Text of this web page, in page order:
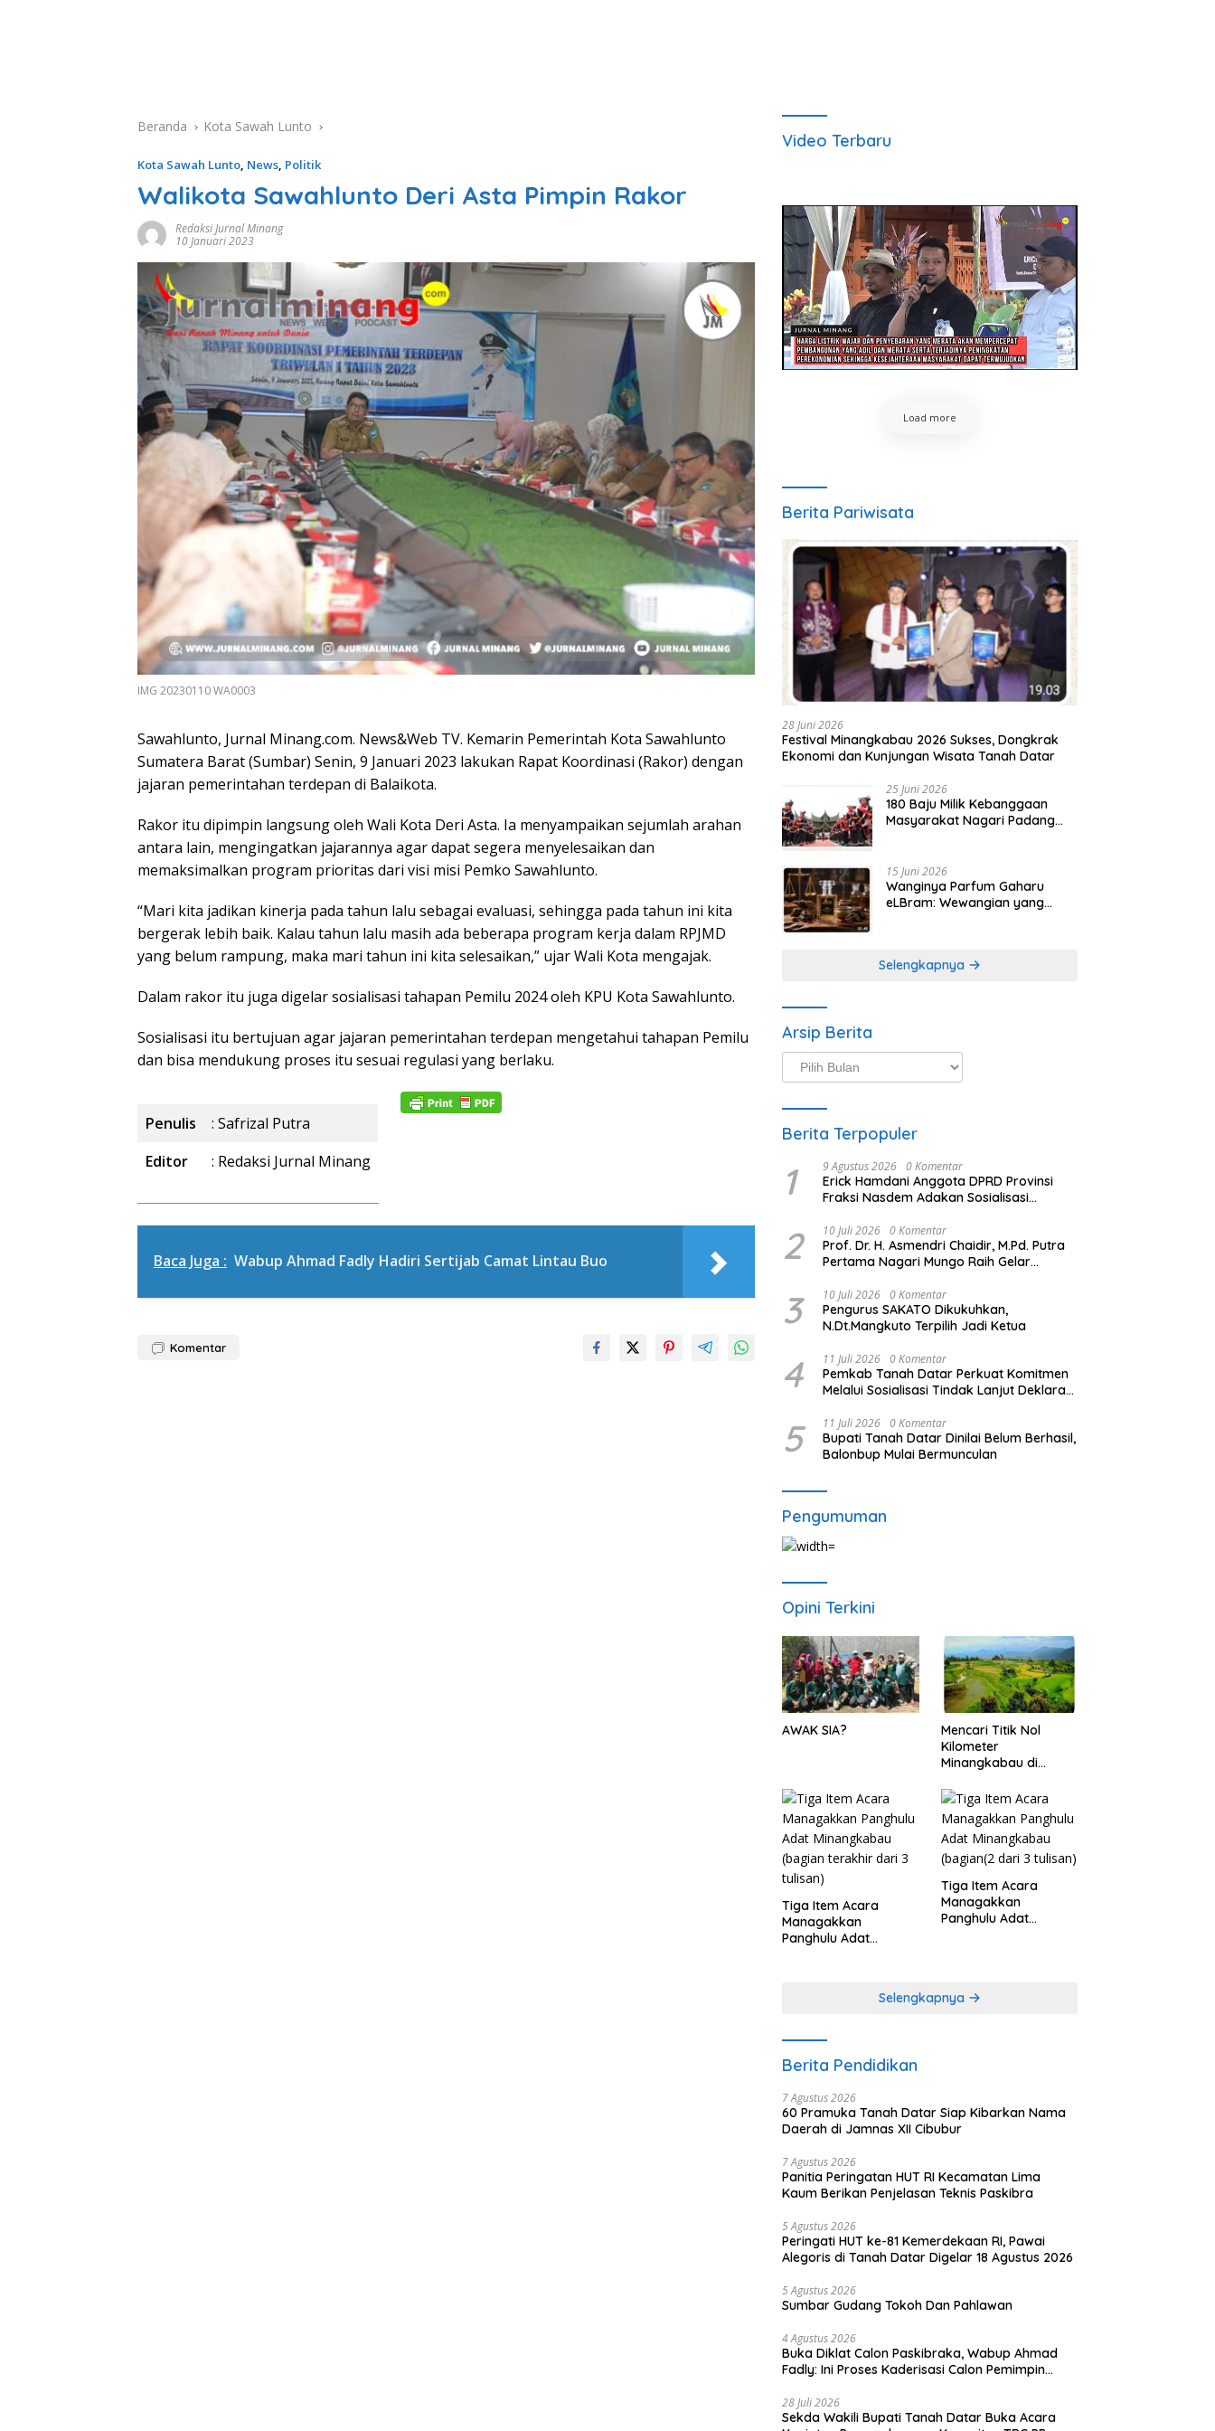
Beranda Kota Sawah Lunto
Kota Sawah Lunto, News, Politik
Walikota Sawahlunto Deri Asta Pimpin Rakor
Redaksi Jurnal Minang
10 Januari 2023
IMG 20230110 WA0003
Sawahlunto, Jurnal Minang.com. News&Web TV. Kemarin Pemerintah Kota Sawahlunto
Sumatera Barat (Sumbar) Senin, 9 Januari 2023 lakukan Rapat Koordinasi (Rakor) dengan
jajaran pemerintahan terdepan di Balaikota.
Rakor itu dipimpin langsung oleh Wali Kota Deri Asta. Ia menyampaikan sejumlah arahan
antara lain, mengingatkan jajarannya agar dapat segera menyelesaikan dan
memaksimalkan program prioritas dari visi misi Pemko Sawahlunto.
“Mari kita jadikan kinerja pada tahun lalu sebagai evaluasi, sehingga pada tahun ini kita
bergerak lebih baik. Kalau tahun lalu masih ada beberapa program kerja dalam RPJMD
yang belum rampung, maka mari tahun ini kita selesaikan,” ujar Wali Kota mengajak.
Dalam rakor itu juga digelar sosialisasi tahapan Pemilu 2024 oleh KPU Kota Sawahlunto.
Sosialisasi itu bertujuan agar jajaran pemerintahan terdepan mengetahui tahapan Pemilu
dan bisa mendukung proses itu sesuai regulasi yang berlaku.
Penulis
: Safrizal Putra
Editor
: Redaksi Jurnal Minang
Baca Juga : Wabup Ahmad Fadly Hadiri Sertijab Camat Lintau Buo
Komentar
Video Terbaru
Load more
Berita Pariwisata
28 Juni 2026
Festival Minangkabau 2026 Sukses, Dongkrak
Ekonomi dan Kunjungan Wisata Tanah Datar
25 Juni 2026
180 Baju Milik Kebanggaan
Masyarakat Nagari Padang
Minangkabau
15 Juni 2026
Wanginya Parfum Gaharu
eLBram: Wewangian yang
Selengkapnya
Arsip Berita
Arsip
Berita
Berita Terpopuler
1 9 Agustus 2026 0 Komentar
Erick Hamdani Anggota DPRD Provinsi
Fraksi Nasdem Adakan Sosialisasi
2 10 Juli 2026 0 Komentar
Prof. Dr. H. Asmendri Chaidir, M.Pd. Putra
Pertama Nagari Mungo Raih Gelar
3 10 Juli 2026 0 Komentar
Pengurus SAKATO Dikukuhkan,
N.Dt.Mangkuto Terpilih Jadi Ketua
4 11 Juli 2026 0 Komentar
Pemkab Tanah Datar Perkuat Komitmen
Melalui Sosialisasi Tindak Lanjut Deklarasi
5 11 Juli 2026 0 Komentar
Bupati Tanah Datar Dinilai Belum Berhasil,
Balonbup Mulai Bermunculan
Pengumuman
Opini Terkini
AWAK SIA?
Mencari Titik Nol
Kilometer
Minangkabau di
Dimanakah Lokasi
nya?
Tiga Item Acara
Managakkan
Panghulu Adat
Tiga Item Acara
Managakkan
Panghulu Adat
Selengkapnya
Berita Pendidikan
7 Agustus 2026
60 Pramuka Tanah Datar Siap Kibarkan Nama
Daerah di Jamnas XII Cibubur
7 Agustus 2026
Panitia Peringatan HUT RI Kecamatan Lima
Kaum Berikan Penjelasan Teknis Paskibra
5 Agustus 2026
Peringati HUT ke-81 Kemerdekaan RI, Pawai
Alegoris di Tanah Datar Digelar 18 Agustus 2026
5 Agustus 2026
Sumbar Gudang Tokoh Dan Pahlawan
4 Agustus 2026
Buka Diklat Calon Paskibraka, Wabup Ahmad
Fadly: Ini Proses Kaderisasi Calon Pemimpin
28 Juli 2026
Sekda Wakili Bupati Tanah Datar Buka Acara